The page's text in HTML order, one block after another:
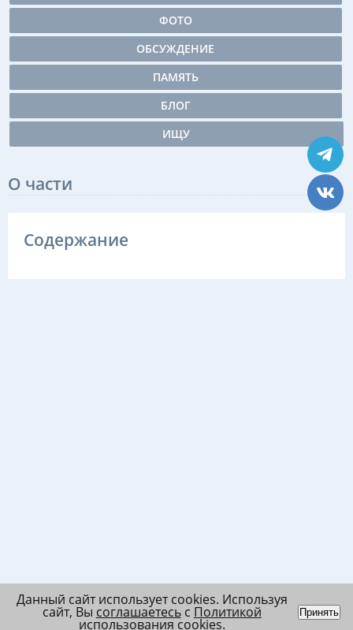
ФОТО
ОБСУЖДЕНИЕ
ПАМЯТЬ
БЛОГ
ИЩУ
О части
Содержание
Данный сайт использует cookies. Используя
сайт, Вы соглашаетесьс Политикой
использования cookies.
Принять